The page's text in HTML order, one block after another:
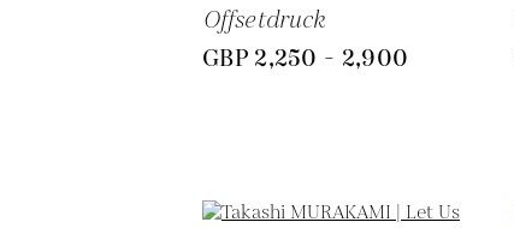
Offsetdruck
GBP 2,250 - 2,900